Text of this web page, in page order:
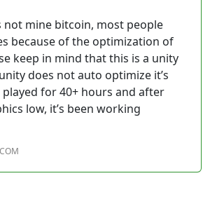
not mine bitcoin, most people
because of the optimization of
keep in mind that this is a unity
does not auto optimize it’s
played for 40+ hours and after
low, it’s been working